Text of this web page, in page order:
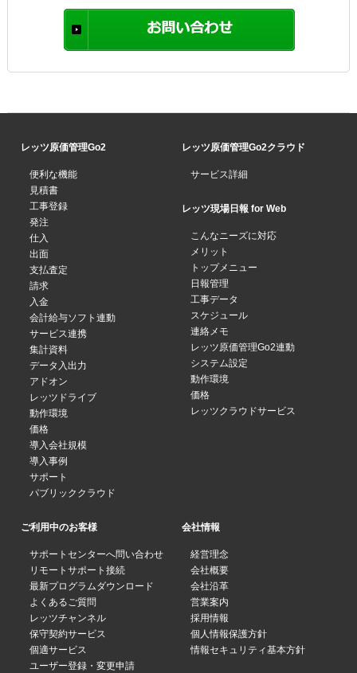
レッツ原価管理Go2
便利な機能
見積書
工事登録
発注
仕入
出面
支払査定
請求
入金
会計給与ソフト連動
サービス連携
集計資料
データ入出力
アドオン
レッツドライブ
動作環境
価格
導入会社規模
導入事例
サポート
パブリッククラウド
レッツ原価管理Go2クラウド
サービス詳細
レッツ現場日報 for Web
こんなニーズに対応
メリット
トップメニュー
日報管理
工事データ
スケジュール
連絡メモ
レッツ原価管理Go2連動
システム設定
動作環境
価格
レッツクラウドサービス
ご利用中のお客様
サポートセンターへ問い合わせ
リモートサポート接続
最新プログラムダウンロード
よくあるご質問
レッツチャンネル
保守契約サービス
個適サービス
ユーザー登録・変更申請
会社情報
経営理念
会社概要
会社沿革
営業案内
採用情報
個人情報保護方針
情報セキュリティ基本方針